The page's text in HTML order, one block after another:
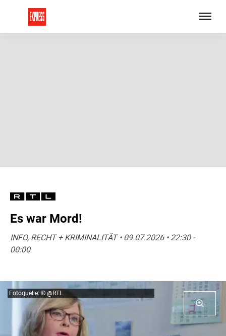
Es war Mord!
INFO, RECHT + KRIMINALITÄT • 09.07.2026 • 22:30 -
00:00
Fotoquelle: © @RTL